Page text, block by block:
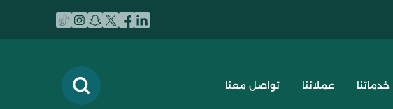
خدماتنا عملائنا تواصل معنا